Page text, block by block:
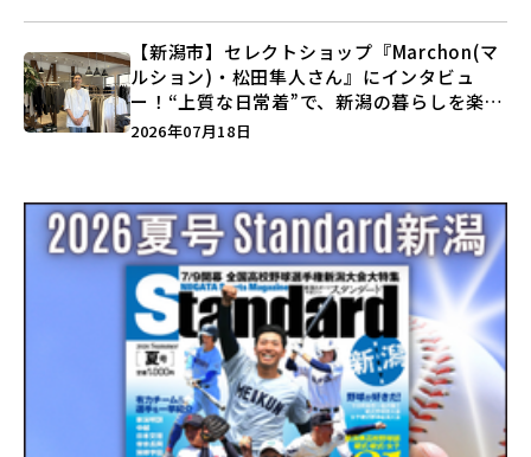
【新潟市】セレクトショップ『Marchon(マ
ルション)・松田隼人さん』にインタビュ
ー！“上質な日常着”で、新潟の暮らしを楽し
む提案とは？
2026年07月18日